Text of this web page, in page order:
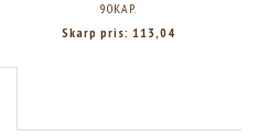
90KAP.
Skarp pris: 113,04